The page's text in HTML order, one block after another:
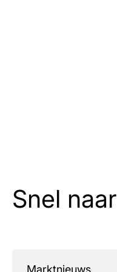
Snel naar
Marktnieuws